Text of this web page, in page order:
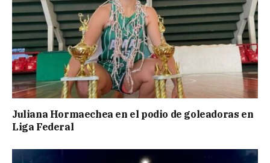
Juliana Hormaechea en el podio de goleadoras en
Liga Federal